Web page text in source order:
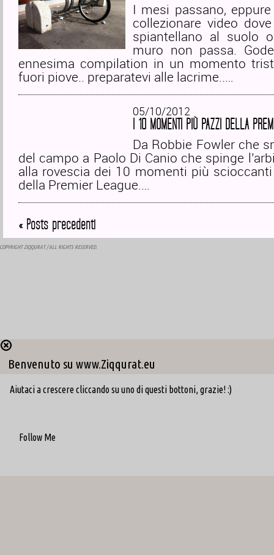
I mesi passano,
collezionare video
spiantellano al suolo
muro non passa.
ennesima compilation in un momento
fuori piove.. preparatevi alle lacrime..…
05/10/2012
I 10 MOMENTI PIÙ PAZZI DELLA
Da Robbie Fowler che
del campo a Paolo Di Canio che spinge
alla rovescia dei 10 momenti più
della Premier League.…
« Posts precedenti
ZIQQURAT/ ALL RIGHTS RESERVED.
Benvenuto su www.Ziqqurat.eu
Aiutaci a crescere cliccando su uno di questi bottoni, grazie! :)
Follow Me